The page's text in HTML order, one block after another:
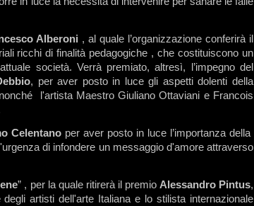
Alberoni , al quale l’organizzazione conferirà il
ricchi di finalità pedagogiche , che costituiscono un
società. Verrà premiato, altresì, l’impegno del
, per aver posto in luce gli aspetti dolenti della
l'artista Maestro Giuliano Ottaviani e Francois
Celentano per aver posto in luce l’importanza della
di infondere un messaggio d'amore attraverso
” , per la quale ritirerà il premio Alessandro Pintus,
artisti dell'arte Italiana e lo stilista internazionale